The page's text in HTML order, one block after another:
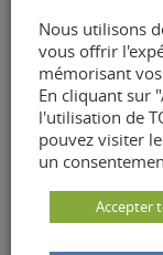
Réhausse
Nous utilisons
vous offrir
mémorisant
En cliquant sur
l'utilisation de
pouvez visiter
un
Accepter